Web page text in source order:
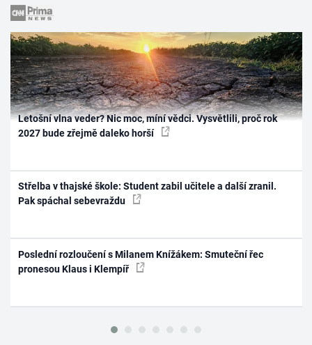
Letošní vlna veder? Nic moc, míní vědci. Vysvětlili, proč rok
2027 bude zřejmě daleko horší
Střelba v thajské škole: Student zabil učitele a další zranil.
Pak spáchal sebevraždu
Poslední rozloučení s Milanem Knížákem: Smuteční řec
pronesou Klaus i Klempíř